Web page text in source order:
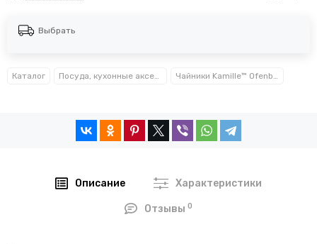
Выбрать
Каталог Посуда, кухонные аксессуары и принадлежности TM Kamille TM Ofenbach Чайники Kamille™ Ofenbach™
Описание Характеристики
Отзывы0